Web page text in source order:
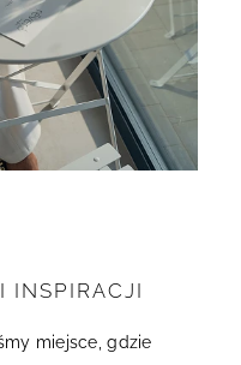
INSPIRACJI
miejsce, gdzie